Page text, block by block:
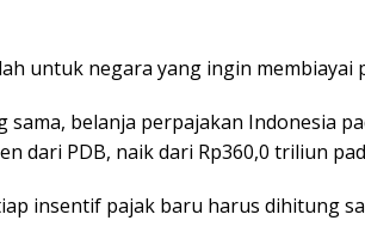
untuk negara yang ingin membiayai
sama, belanja perpajakan Indonesia
dari PDB, naik dari Rp360,0 triliun
insentif pajak baru harus dihitung